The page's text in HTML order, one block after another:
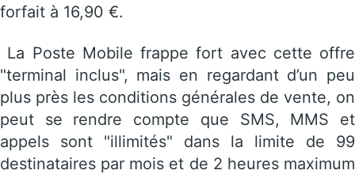
forfait à 16,90 €.
La Poste Mobile frappe fort avec cette offre
"terminal inclus", mais en regardant d’un peu
plus près les conditions générales de vente, on
peut se rendre compte que SMS, MMS et
appels sont "illimités" dans la limite de 99
destinataires par mois et de 2 heures maximum